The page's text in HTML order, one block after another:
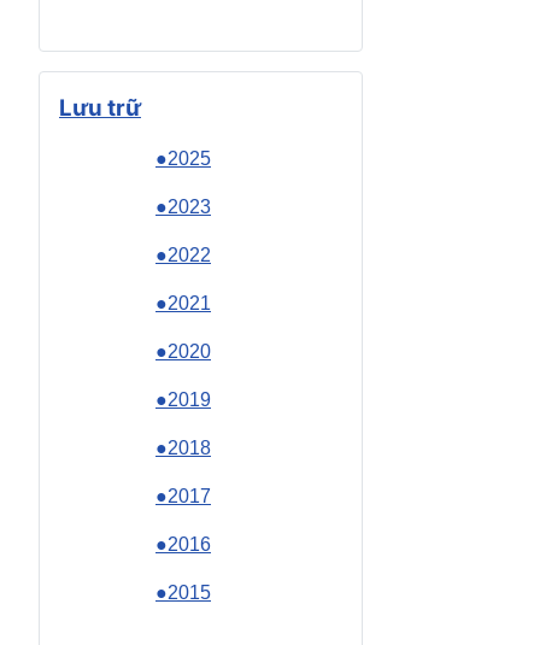
Lưu trữ
●2025
●2023
●2022
●2021
●2020
●2019
●2018
●2017
●2016
●2015